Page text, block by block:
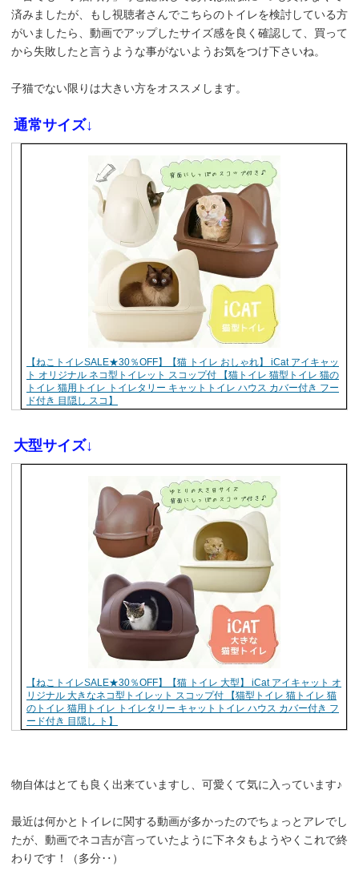
済みましたが、もし視聴者さんでこちらのトイレを検討している方
がいましたら、動画でアップしたサイズ感を良く確認して、買って
から失敗したと言うような事がないようお気をつけ下さいね。
子猫でない限りは大きい方をオススメします。
通常サイズ↓
【ねこトイレSALE★30％OFF】【猫 トイレ おしゃれ】 iCat アイキャッ
ト オリジナル ネコ型トイレット スコップ付 【猫トイレ 猫型トイレ 猫の
トイレ 猫用トイレ トイレタリー キャットトイレ ハウス カバー付き フー
ド付き 目隠し スコ】
大型サイズ↓
【ねこトイレSALE★30％OFF】【猫 トイレ 大型】 iCat アイキャット オ
リジナル 大きなネコ型トイレット スコップ付 【猫型トイレ 猫トイレ 猫
のトイレ 猫用トイレ トイレタリー キャットトイレ ハウス カバー付き フ
ード付き 目隠し ト】
物自体はとても良く出来ていますし、可愛くて気に入っています♪
最近は何かとトイレに関する動画が多かったのでちょっとアレでし
たが、動画でネコ吉が言っていたように下ネタもようやくこれで終
わりです！（多分‥）